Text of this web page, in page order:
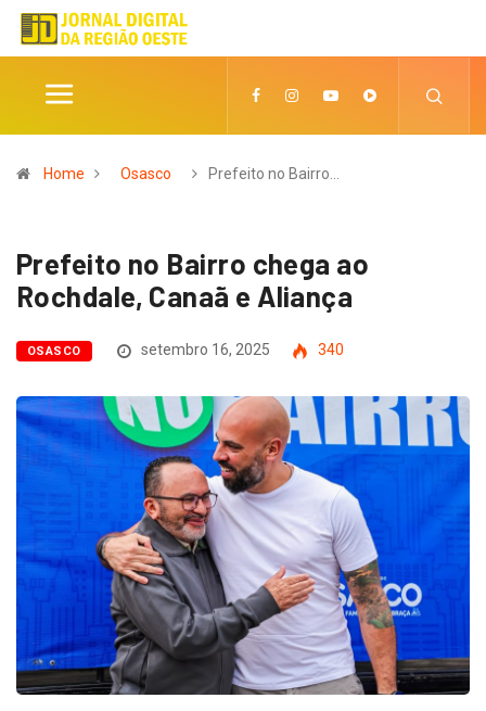
Home Osasco Prefeito no Bairro…
Prefeito no Bairro chega ao
Rochdale, Canaã e Aliança
OSASCO setembro 16, 2025 340